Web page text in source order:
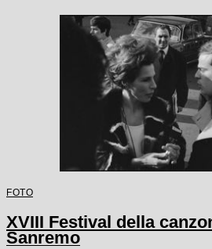
FOTO
XVIII Festival della
Sanremo